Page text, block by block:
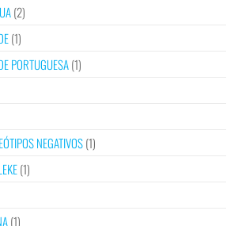
(2)
(1)
PORTUGUESA(1)
NEGATIVOS(1)
(1)
(1)